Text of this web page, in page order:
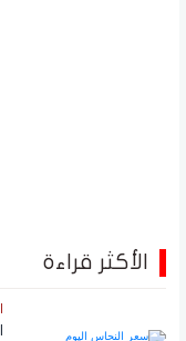
الأكثر قراءة